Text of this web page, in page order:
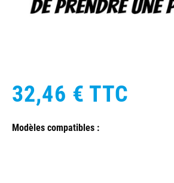
32,46 € TTC
Modèles compatibles :